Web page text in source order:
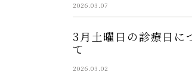
2026.03.07
3月土曜日の診療日に
て
2026.03.02